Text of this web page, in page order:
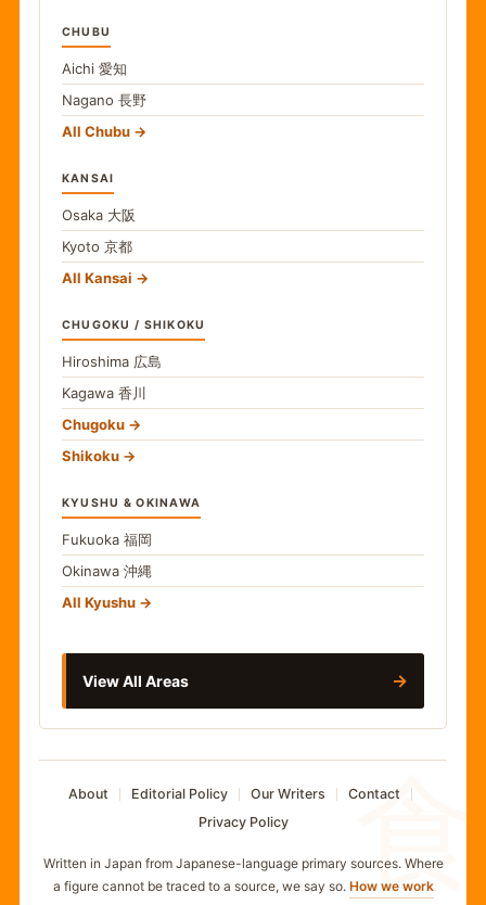
食
CHUBU
Aichi 愛知
Nagano 長野
All Chubu
KANSAI
Osaka 大阪
Kyoto 京都
All Kansai
CHUGOKU / SHIKOKU
Hiroshima 広島
Kagawa 香川
Chugoku
Shikoku
KYUSHU & OKINAWA
Fukuoka 福岡
Okinawa 沖縄
All Kyushu
View All Areas →
About Editorial Policy Our Writers
Contact
Privacy Policy
Written in Japan from Japanese-language primary sources. Where
a figure cannot be traced to a source, we say so. How we work